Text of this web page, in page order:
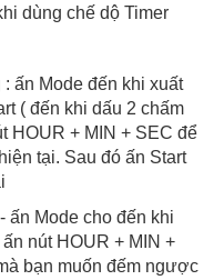
dùng chế dộ Timer
ấn Mode đến khi xuất
( đến khi dấu 2 chấm
HOUR + MIN + SEC để
tại. Sau đó ấn Start
ấn Mode cho đến khi
nút HOUR + MIN +
bạn muốn đếm ngược